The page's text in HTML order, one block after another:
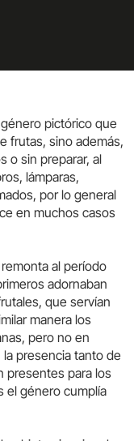
pictórico que
frutas, sino además,
o sin preparar, al
lámparas,
por lo general
en muchos casos
al período
adornaban
que servían
manera los
pero no en
presencia tanto de
presentes para los
el género cumplía